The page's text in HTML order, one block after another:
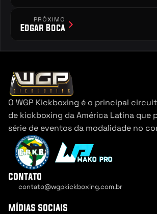
PRÓXIMO
Edgar Boca
O WGP Kickboxing é o principal
de kickboxing da América Latina que
série de eventos da modalidade no
contato
contato@wgpkickboxing.com.br
mídias sociais